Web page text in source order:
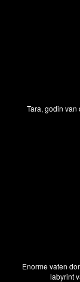
Tara, godin van
Enorme vaten
labyrint